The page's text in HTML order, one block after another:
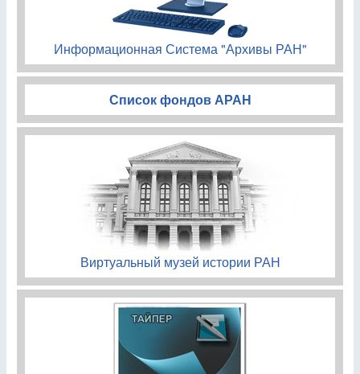
Информационная Система "Архивы РАН"
Список фондов АРАН
Виртуальный музей истории РАН